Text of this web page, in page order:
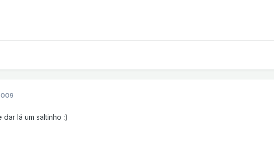
lá um saltinho :)